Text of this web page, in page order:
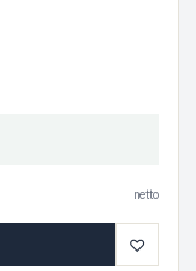
netto
♡